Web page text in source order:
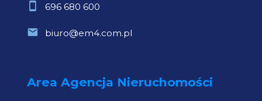
696 680 600
biuro@em4.com.pl
Area Agencja Nieruchomości